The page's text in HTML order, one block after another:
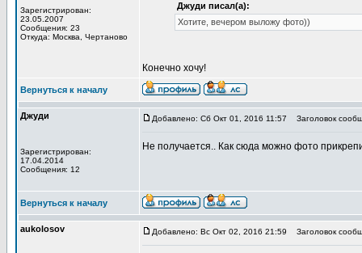
Зарегистрирован:
23.05.2007
Сообщения: 23
Откуда: Москва, Чертаново
Джуди писал(а):
Хотите, вечером выложу фото))
Конечно хочу!
Вернуться к началу
Джуди
Зарегистрирован:
17.04.2014
Сообщения: 12
Добавлено: Сб Окт 01, 2016 11:57 Заголовок
Не получается.. Как сюда можно фото
Вернуться к началу
aukolosov Добавлено: Вс Окт 02, 2016 21:59 Заголовок